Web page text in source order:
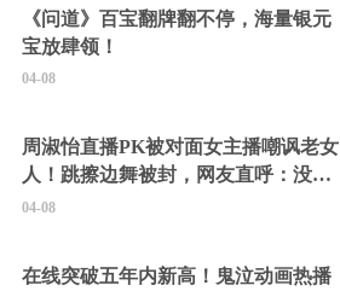
《问道》百宝翻牌翻不停，海量银元
宝放肆领！
04-08
周淑怡直播PK被对面女主播嘲讽老女
人！跳擦边舞被封，网友直呼：没边
硬擦封的好！
04-08
在线突破五年内新高！鬼泣动画热播